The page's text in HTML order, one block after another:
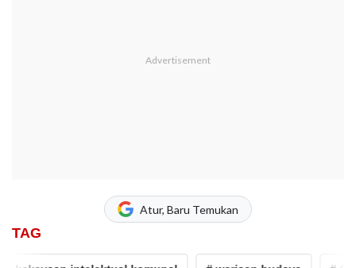
Atur, Baru Temukan
TAG